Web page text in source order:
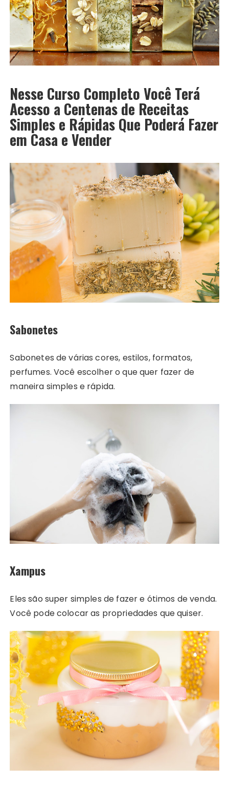
Nesse Curso Completo Você Terá
Acesso a Centenas de Receitas
Simples e Rápidas Que Poderá Fazer
em Casa e Vender
Sabonetes
Sabonetes de várias cores, estilos, formatos,
perfumes. Você escolher o que quer fazer de
maneira simples e rápida.
Xampus
Eles são super simples de fazer e ótimos de venda.
Você pode colocar as propriedades que quiser.